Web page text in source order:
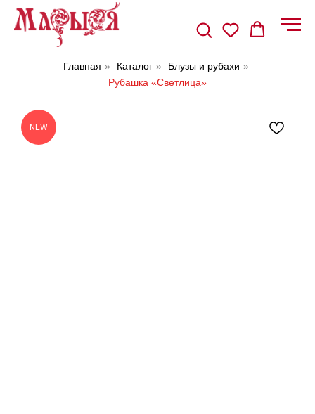
Главная » Каталог » Блузы и рубахи »
Рубашка «Светлица»
NEW